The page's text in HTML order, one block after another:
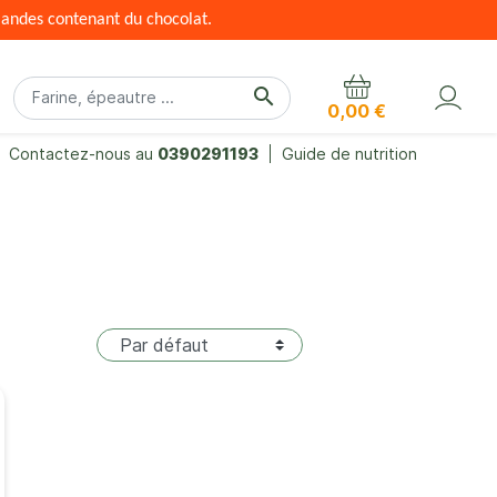
contenant du chocolat.
search
0,00 €
Contactez-nous au 0390291193 Guide de nutrition